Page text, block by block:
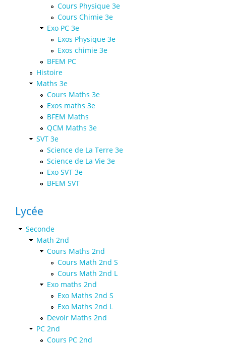
Cours Physique 3e
Cours Chimie 3e
Exo PC 3e
Exos Physique 3e
Exos chimie 3e
BFEM PC
Histoire
Maths 3e
Cours Maths 3e
Exos maths 3e
BFEM Maths
QCM Maths 3e
SVT 3e
Science de La Terre 3e
Science de La Vie 3e
Exo SVT 3e
BFEM SVT
Lycée
Seconde
Math 2nd
Cours Maths 2nd
Cours Math 2nd S
Cours Math 2nd L
Exo maths 2nd
Exo Maths 2nd S
Exo Maths 2nd L
Devoir Maths 2nd
PC 2nd
Cours PC 2nd